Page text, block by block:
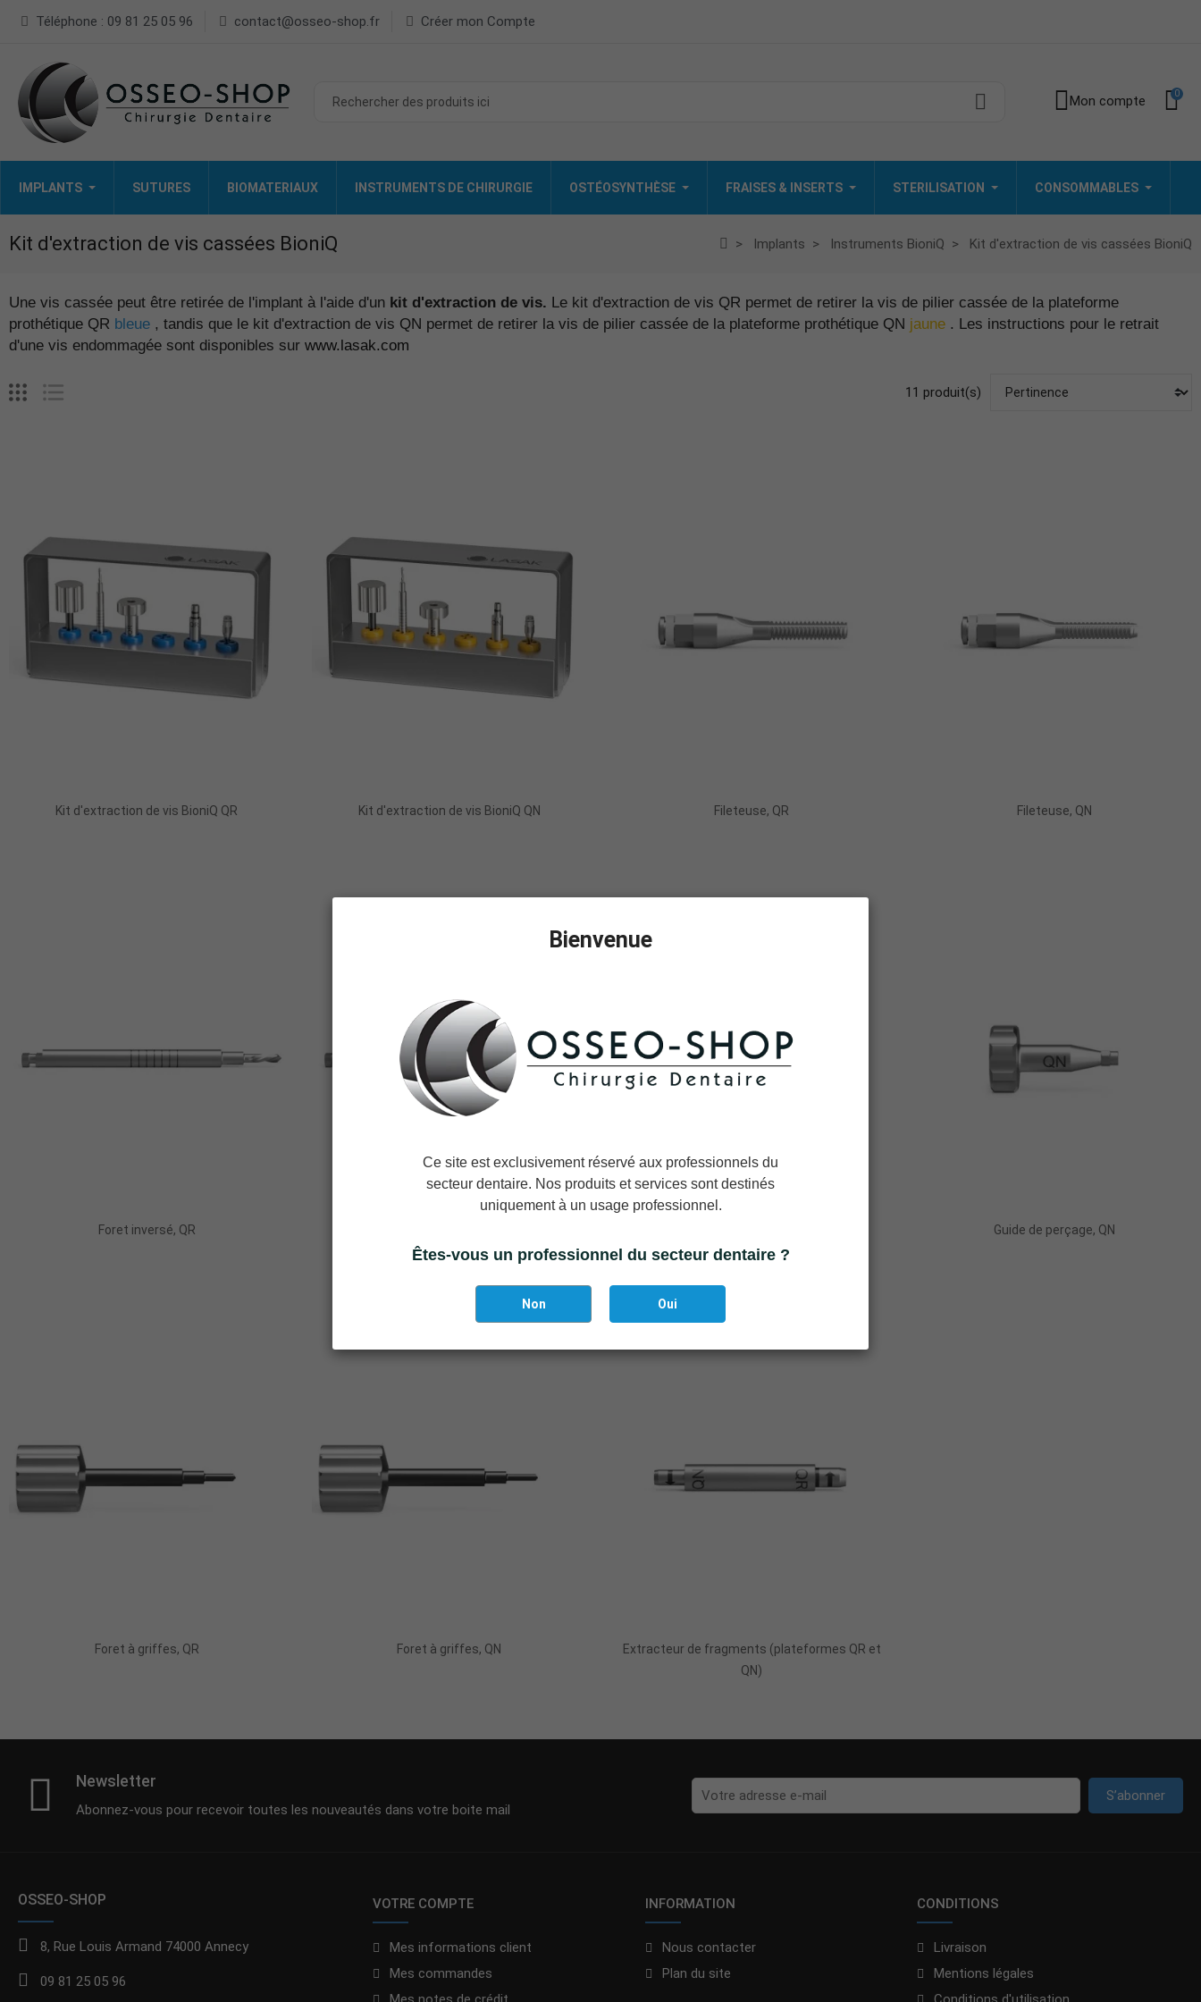
Téléphone : 09 81 25 05 96 contact@osseo-shop.fr Créer mon Compte
Mon compte 0
IMPLANTS SUTURES BIOMATERIAUX INSTRUMENTS DE CHIRURGIE OSTÉOSYNTHÈSE FRAISES & INSERTS STERILISATION CONSOMMABLES
Kit d'extraction de vis cassées BioniQ Implants Instruments BioniQ Kit d'extraction de vis cassées BioniQ
Une vis cassée peut être retirée de l'implant à l'aide d'un kit d'extraction de vis. Le kit d'extraction de vis QR permet de retirer la vis de pilier cassée de la plateforme
prothétique QR bleue , tandis que le kit d'extraction de vis QN permet de retirer la vis de pilier cassée de la plateforme prothétique QN jaune . Les instructions pour le retrait
d'une vis endommagée sont disponibles sur www.lasak.com
11 produit(s)
Kit d'extraction de vis BioniQ QR Kit d'extraction de vis BioniQ QN Fileteuse, QR Fileteuse, QN
Foret inversé, QR
Ajouter Au Panier Ajouter Au Panier
Guide de perçage, QN
Foret à griffes, QR Foret à griffes, QN
Extracteur de fragments (plateformes QR et
QN)
Bienvenue
Ce site est exclusivement réservé aux professionnels du
secteur dentaire. Nos produits et services sont destinés
uniquement à un usage professionnel.
Êtes-vous un professionnel du secteur dentaire ?
Non Oui
Newsletter
Abonnez-vous pour recevoir toutes les nouveautés dans votre boite mail
S’abonner
OSSEO-SHOP
8, Rue Louis Armand 74000 Annecy
09 81 25 05 96
VOTRE COMPTE
Mes informations client
Mes commandes
INFORMATION
Nous contacter
Plan du site
CONDITIONS
Livraison
Mentions légales